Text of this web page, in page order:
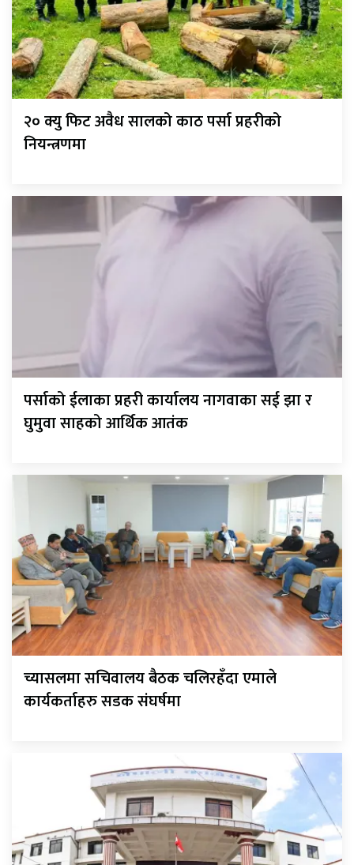
२० क्यु फिट अवैध सालको काठ पर्सा प्रहरीको
नियन्त्रणमा
पर्साको ईलाका प्रहरी कार्यालय नागवाका सई झा र
घुमुवा साहको आर्थिक आतंक
च्यासलमा सचिवालय बैठक चलिरहँदा एमाले
कार्यकर्ताहरु सडक संघर्षमा